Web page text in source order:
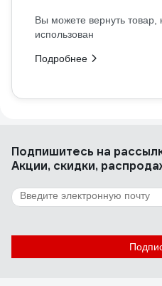
Вы можете вернуть товар,
использован
Подробнее
Подпишитесь на
Акции, скидки,